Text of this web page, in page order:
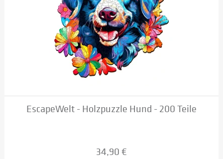
EscapeWelt - Holzpuzzle Hund - 200 Teile
34,90 €